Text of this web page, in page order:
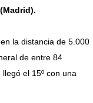
la distancia de 5.000
de entre 84
el 15º con una